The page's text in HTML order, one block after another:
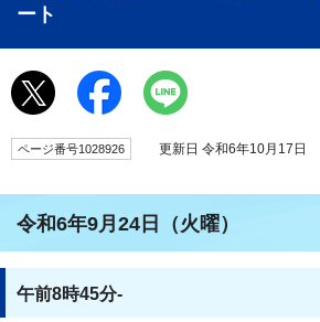
ート
ページ番号1028926 更新日 令和6年10月17日
令和6年9月24日（火曜）
午前8時45分-